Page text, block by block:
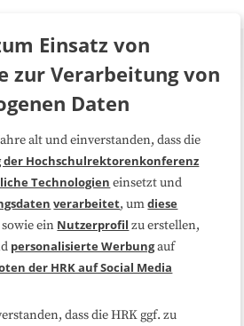
FAQ
Kooperationen
Impressum
Einsatz von
zur Verarbeitung von
Daten
alt und einverstanden, dass die
der Hochschulrektorenkonferenz
Technologien einsetzt und
verarbeitet, umdiese
sowie ein Nutzerprofil zu erstellen,
personalisierte Werbungauf
der HRK auf Social Media
dass die HRK ggf. zu